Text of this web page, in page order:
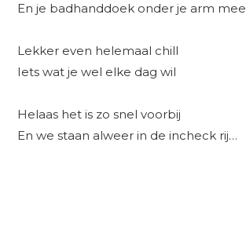
En je badhanddoek onder je arm mee
Lekker even helemaal chill
Iets wat je wel elke dag wil
Helaas het is zo snel voorbij
En we staan alweer in de incheck rij…